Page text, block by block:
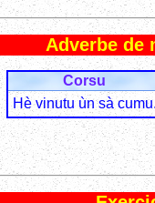
Adverbe de
Corsu
Hè vinutu ùn sà